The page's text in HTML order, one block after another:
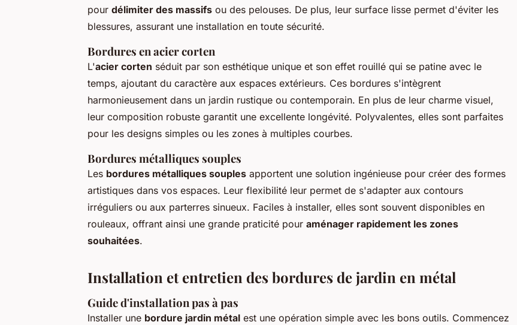
pour délimiter des massifs ou des pelouses. De plus, leur surface lisse permet d'éviter les
blessures, assurant une installation en toute sécurité.
Bordures en acier corten
L'acier corten séduit par son esthétique unique et son effet rouillé qui se patine avec le
temps, ajoutant du caractère aux espaces extérieurs. Ces bordures s'intègrent
harmonieusement dans un jardin rustique ou contemporain. En plus de leur charme visuel,
leur composition robuste garantit une excellente longévité. Polyvalentes, elles sont parfaites
pour les designs simples ou les zones à multiples courbes.
Bordures métalliques souples
Les bordures métalliques souples apportent une solution ingénieuse pour créer des formes
artistiques dans vos espaces. Leur flexibilité leur permet de s'adapter aux contours
irréguliers ou aux parterres sinueux. Faciles à installer, elles sont souvent disponibles en
rouleaux, offrant ainsi une grande praticité pour aménager rapidement les zones
souhaitées.
Installation et entretien des bordures de jardin en métal
Guide d'installation pas à pas
Installer une bordure jardin métal est une opération simple avec les bons outils. Commencez